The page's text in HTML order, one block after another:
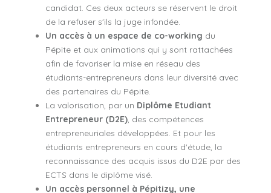
candidat. Ces deux acteurs se réservent le droit
de la refuser s'ils la juge infondée.
Un accès à un espace de co-working du
Pépite et aux animations qui y sont rattachées
afin de favoriser la mise en réseau des
étudiants-entrepreneurs dans leur diversité avec
des partenaires du Pépite.
La valorisation, par un Diplôme Etudiant
Entrepreneur (D2E), des compétences
entrepreneuriales développées. Et pour les
étudiants entrepreneurs en cours d'étude, la
reconnaissance des acquis issus du D2E par des
ECTS dans le diplôme visé.
Un accès personnel à Pépitizy, une